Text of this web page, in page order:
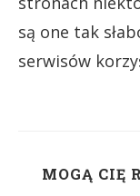
są one tak
serwisów
MOGĄ CIĘ